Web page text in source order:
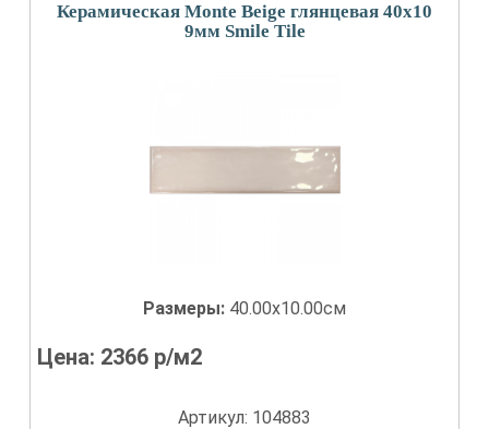
Керамическая Monte Beige глянцевая 40x10
9мм Smile Tile
Размеры: 40.00x10.00см
Цена: 2366 р/м2
Артикул: 104883